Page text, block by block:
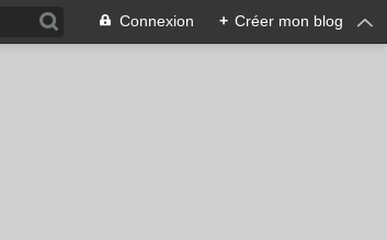
Connexion + Créer mon blog